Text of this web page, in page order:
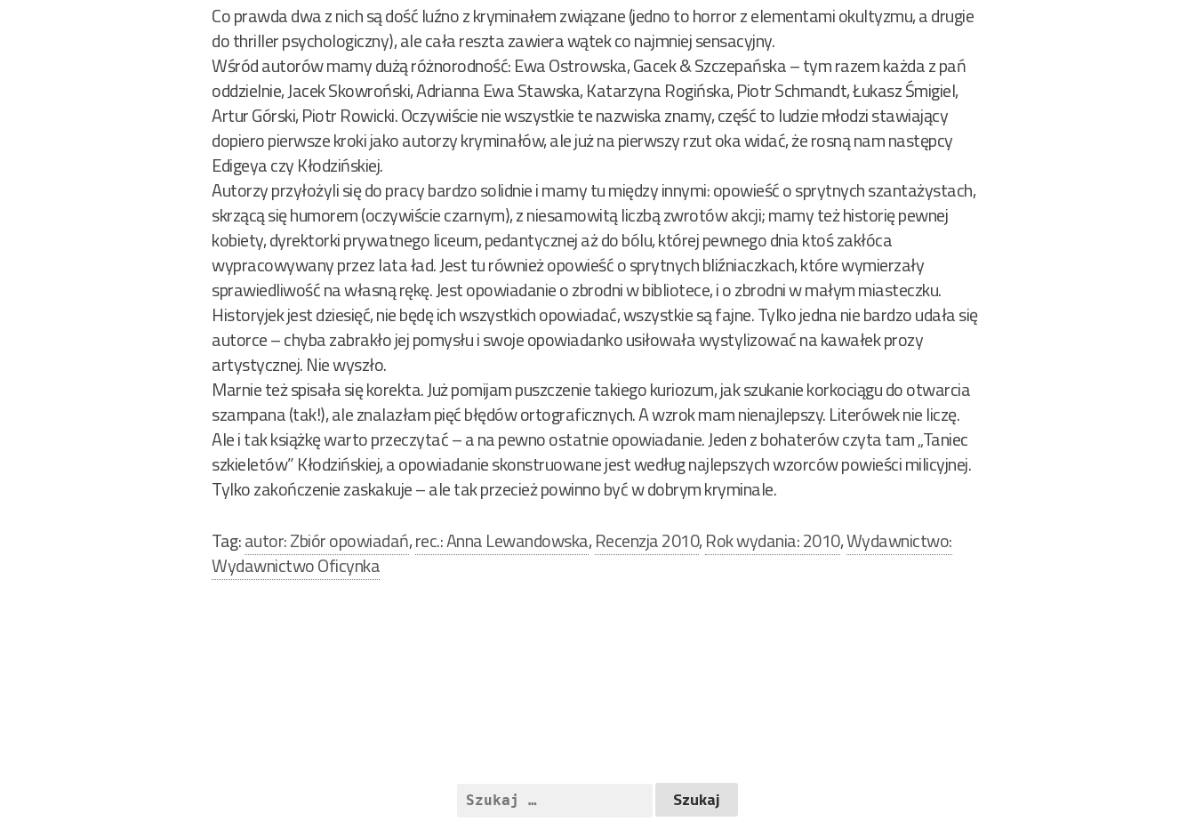
Co prawda dwa z nich są dość luźno z kryminałem związane (jedno to horror z elementami okultyzmu, a drugie
do thriller psychologiczny), ale cała reszta zawiera wątek co najmniej sensacyjny.
Wśród autorów mamy dużą różnorodność: Ewa Ostrowska, Gacek & Szczepańska – tym razem każda z pań
oddzielnie, Jacek Skowroński, Adrianna Ewa Stawska, Katarzyna Rogińska, Piotr Schmandt, Łukasz Śmigiel,
Artur Górski, Piotr Rowicki. Oczywiście nie wszystkie te nazwiska znamy, część to ludzie młodzi stawiający
dopiero pierwsze kroki jako autorzy kryminałów, ale już na pierwszy rzut oka widać, że rosną nam następcy
Edigeya czy Kłodzińskiej.
Autorzy przyłożyli się do pracy bardzo solidnie i mamy tu między innymi: opowieść o sprytnych szantażystach,
skrzącą się humorem (oczywiście czarnym), z niesamowitą liczbą zwrotów akcji; mamy też historię pewnej
kobiety, dyrektorki prywatnego liceum, pedantycznej aż do bólu, której pewnego dnia ktoś zakłóca
wypracowywany przez lata ład. Jest tu również opowieść o sprytnych bliźniaczkach, które wymierzały
sprawiedliwość na własną rękę. Jest opowiadanie o zbrodni w bibliotece, i o zbrodni w małym miasteczku.
Historyjek jest dziesięć, nie będę ich wszystkich opowiadać, wszystkie są fajne. Tylko jedna nie bardzo udała się
autorce – chyba zabrakło jej pomysłu i swoje opowiadanko usiłowała wystylizować na kawałek prozy
artystycznej. Nie wyszło.
Marnie też spisała się korekta. Już pomijam puszczenie takiego kuriozum, jak szukanie korkociągu do otwarcia
szampana (tak!), ale znalazłam pięć błędów ortograficznych. A wzrok mam nienajlepszy. Literówek nie liczę.
Ale i tak książkę warto przeczytać – a na pewno ostatnie opowiadanie. Jeden z bohaterów czyta tam „Taniec
szkieletów” Kłodzińskiej, a opowiadanie skonstruowane jest według najlepszych wzorców powieści milicyjnej.
Tylko zakończenie zaskakuje – ale tak przecież powinno być w dobrym kryminale.
Tag:autor: Zbiór opowiadań,rec.: Anna Lewandowska,Recenzja 2010,Rok wydania: 2010,Wydawnictwo:
Wydawnictwo Oficynka
Szukaj: